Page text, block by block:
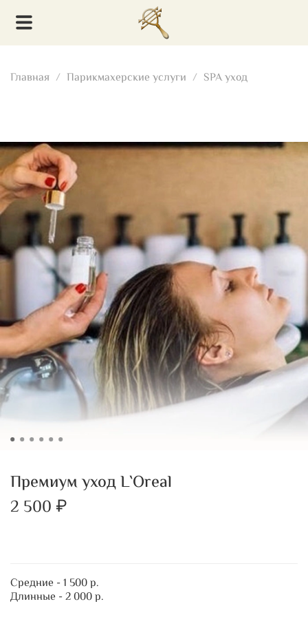
Главная Парикмахерские услуги SPA уход
Премиум уход L`Oreal
2 500 ₽
Средние - 1 500 р.
Длинные - 2 000 р.